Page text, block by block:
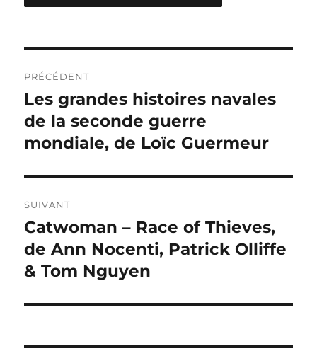
de
l’article
PRÉCÉDENT
Publication
précédente :
Les grandes histoires navales
de la seconde guerre
mondiale, de Loïc Guermeur
SUIVANT
Publication
suivante :
Catwoman – Race of Thieves,
de Ann Nocenti, Patrick Olliffe
& Tom Nguyen